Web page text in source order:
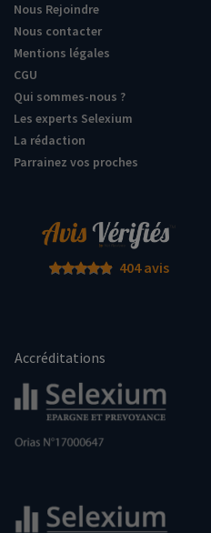
Nous Rejoindre
Nous contacter
Mentions légales
CGU
Qui sommes-nous ?
Les experts Selexium
La rédaction
Parrainez vos proches
404 avis
Accréditations